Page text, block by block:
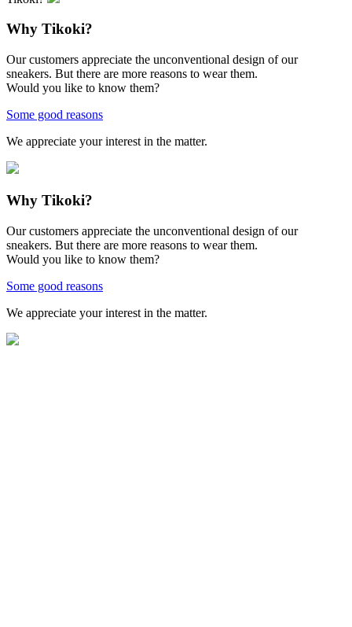
Why Tikoki?
Our customers appreciate the unconventional design of our
sneakers. But there are more reasons to wear them.
Would you like to know them?
Some good reasons
We appreciate your interest in the matter.
Why Tikoki?
Our customers appreciate the unconventional design of our
sneakers. But there are more reasons to wear them.
Would you like to know them?
Some good reasons
We appreciate your interest in the matter.